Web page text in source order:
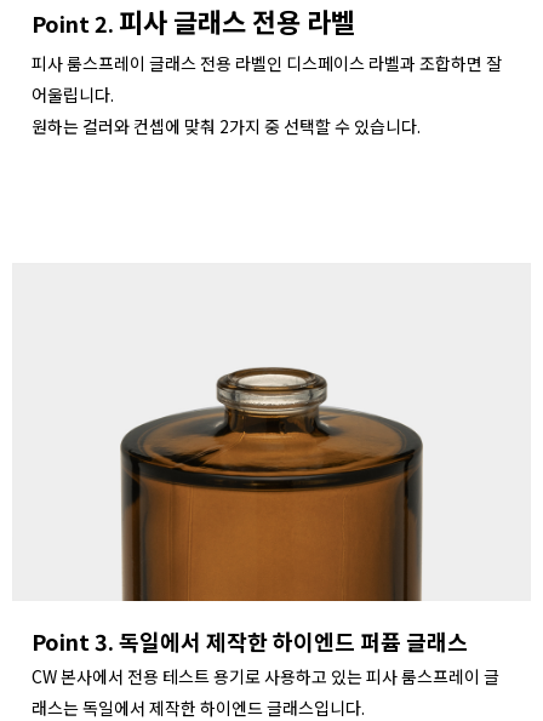
Point 2. 피사 글래스 전용 라벨
피사 룸스프레이 글래스 전용 라벨인 디스페이스 라벨과 조합하면 잘
어울립니다.
원하는 컬러와 컨셉에 맞춰 2가지 중 선택할 수 있습니다.
Point 3. 독일에서 제작한 하이엔드 퍼퓸 글래스
CW 본사에서 전용 테스트 용기로 사용하고 있는 피사 룸스프레이 글
래스는 독일에서 제작한 하이엔드 글래스입니다.